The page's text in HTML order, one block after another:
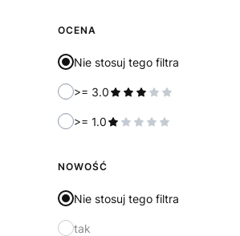
OCENA
Nie stosuj tego filtra
>= 3.0
>= 1.0
NOWOŚĆ
Nie stosuj tego filtra
tak